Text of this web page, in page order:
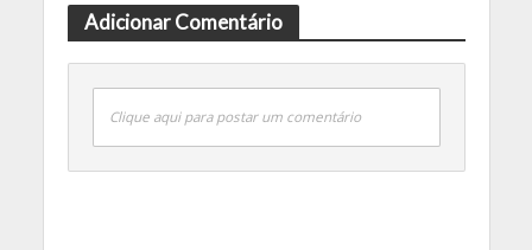
Adicionar Comentário
Clique aqui para postar um comentário